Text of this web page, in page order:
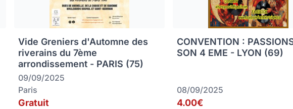
Vide Greniers d'Automne des
riverains du 7ème
arrondissement - PARIS (75)
09/09/2025
Paris
Gratuit
CONVENTION :
SON 4 EME - LYON (69)
08/09/2025
4.00€